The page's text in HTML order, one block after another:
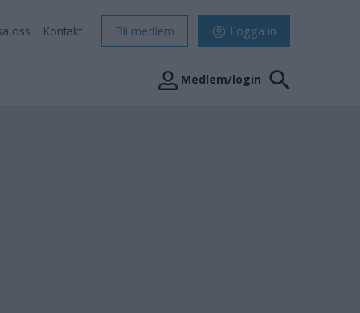
oss Kontakt Bli medlem Logga in
Medlem/login